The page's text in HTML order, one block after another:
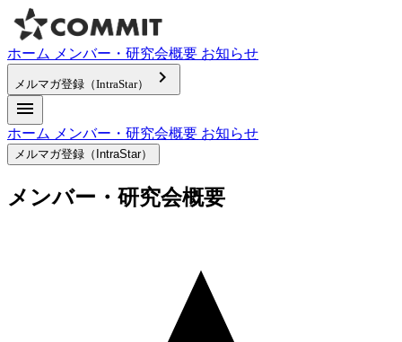
ホーム メンバー・研究会概要 お知らせ
メルマガ登録（IntraStar）
keyboard_arrow_right
menu
ホーム メンバー・研究会概要 お知らせ
メルマガ登録（IntraStar）
メンバー・研究会概要